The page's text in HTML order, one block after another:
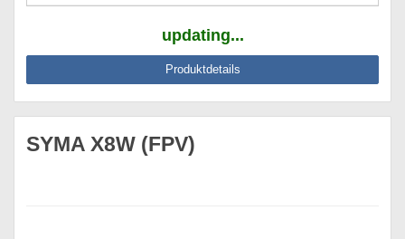
updating...
Produktdetails
SYMA X8W (FPV)